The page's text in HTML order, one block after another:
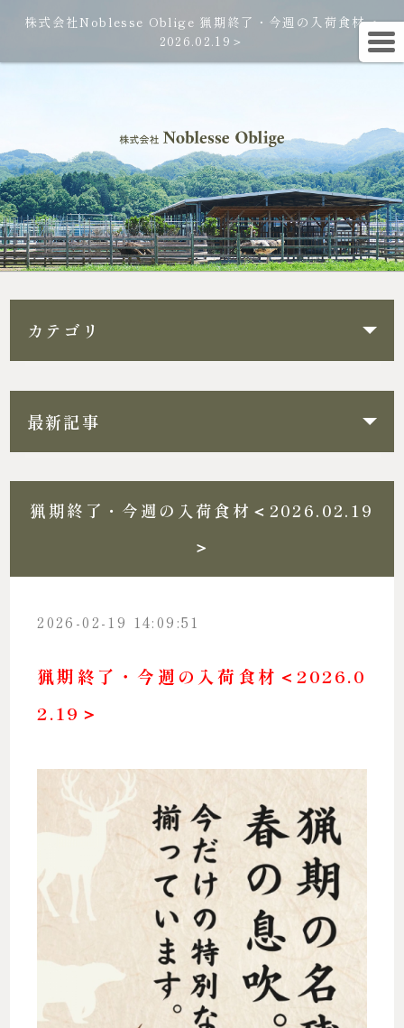
株式会社Noblesse Oblige 猟期終了・今週の入荷食材＜
2026.02.19＞
カテゴリ
最新記事
猟期終了・今週の入荷食材＜2026.02.19
＞
2026-02-19 14:09:51
猟期終了・今週の入荷食材＜2026.0
2.19＞